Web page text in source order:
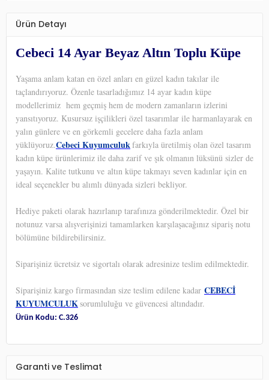
Ürün Detayı
Cebeci 14 Ayar Beyaz Altın Toplu Küpe
Yaşama anlam katan en özel anları en güzel kadın takılar ile
taçlandırıyoruz. Özenle tasarladığımız 14 ayar kadın küpe
modellerimiz hem geçmiş hem de modern zamanların izlerini
yansıtıyoruz. Kusursuz işçilikleri özel tasarımlar ile harmanlayarak en
yalın günlere ve en görkemli gecelere daha fazla anlam
yüklüyoruz.Cebeci Kuyumculukfarkıyla üretilmiş olan özel tasarım
kadın küpe ürünlerimiz ile daha zarif ve şık olmanın lüksünü sizler de
yaşayın. Kalite tutkunu ve altın küpe takmayı seven kadınlar için en
ideal seçenekler bu alımlı dünyada sizleri bekliyor.
Hediye paketi olarak hazırlanıp tarafınıza gönderilmektedir. Özel bir
notunuz varsa alışverişinizi tamamlarken karşılaşacağınız sipariş notu
bölümüne bildirebilirsiniz.
Siparişiniz ücretsiz ve sigortalı olarak adresinize teslim edilmektedir.
Siparişiniz kargo firmasından size teslim edilene kadar CEBECİ
KUYUMCULUKsorumluluğu ve güvencesi altındadır.
Ürün Kodu: C.326
Garanti ve Teslimat